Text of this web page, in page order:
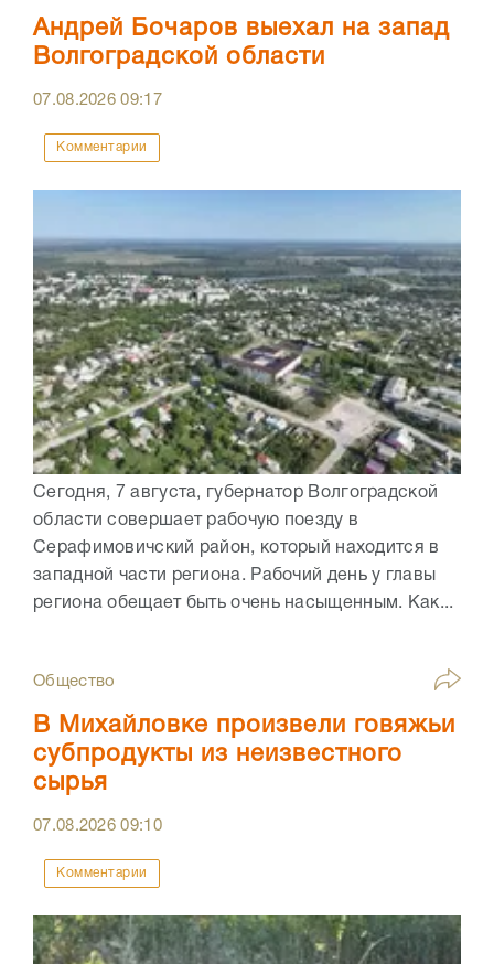
Андрей Бочаров выехал на запад
Волгоградской области
07.08.202609:17
Комментарии
Сегодня, 7 августа, губернатор Волгоградской
области совершает рабочую поезду в
Серафимовичский район, который находится в
западной части региона. Рабочий день у главы
региона обещает быть очень насыщенным. Как...
Общество
В Михайловке произвели говяжьи
субпродукты из неизвестного
сырья
07.08.202609:10
Комментарии